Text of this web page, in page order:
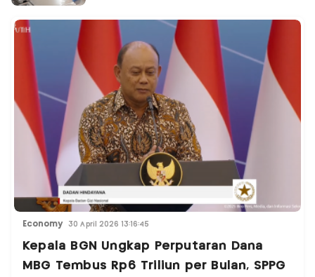
Economy 30 April 2026 13:16:45
Kepala BGN Ungkap Perputaran Dana
MBG Tembus Rp6 Triliun per Bulan, SPPG